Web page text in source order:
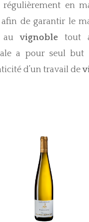
régulièrement en
de garantir le
auvignoble tout
a pour seul but
d’un travail de